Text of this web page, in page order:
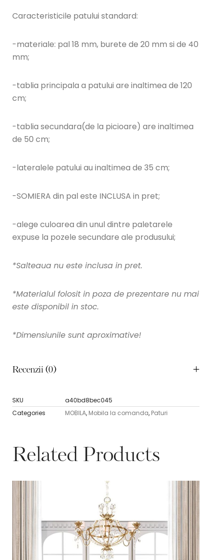
Caracteristicile patului standard:
-materiale: pal 18 mm, burete de 20 mm si de 40
mm;
-tablia principala a patului are inaltimea de 120
cm;
-tablia secundara(de la picioare) are inaltimea
de 50 cm;
-lateralele patului au inaltimea de 35 cm;
-SOMIERA din pal este INCLUSA in pret;
-alege culoarea din unul dintre paletarele
expuse la pozele secundare ale produsului;
*Salteaua nu este inclusa in pret.
*Materialul folosit in poza de prezentare nu mai
este disponibil in stoc.
*Dimensiunile sunt aproximative!
Recenzii (0)
SKU
a40bd8bec045
Categories
MOBILA, Mobila la comanda, Paturi
Related Products